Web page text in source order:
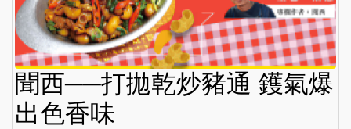
聞西──打拋乾炒豬通 鑊氣爆
出色香味